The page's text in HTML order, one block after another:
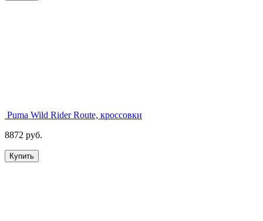
Puma Wild Rider Route, кроссовки
8872 руб.
Купить